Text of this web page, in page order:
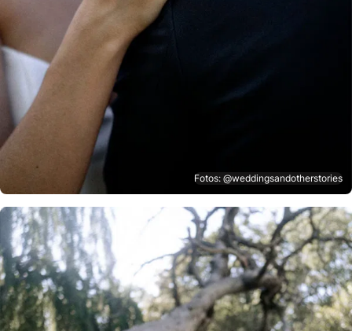
Fotos: @weddingsandotherstories